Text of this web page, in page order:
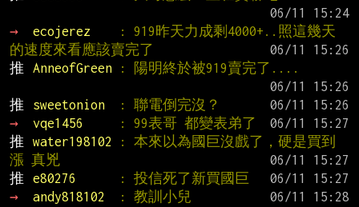
→
ecojerez
: 919昨天力成剩4000+..照這幾天
的速度來看應該賣完了
推
AnneofGreen
: 陽明終於被919賣完了....
推
sweetonion : 聯電倒完沒？
→
vqe1456 : 99表哥 都變表弟了
推
water198102
: 本來以為國巨沒戲了，硬是買到
漲 真兇
推
e80276 : 投信死了新買國巨
→
andy818102 : 教訓小兒